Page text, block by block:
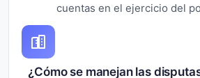
cuentas en el ejercicio del
¿Cómo se manejan las